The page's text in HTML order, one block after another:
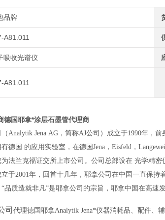
品牌
A81.011
吸收光谱仪
A81.011
德国耶拿*涂层石墨管代理商
Analytik Jena AG，简称AJ公司）成立于1990年，
德国 的应用实验室，在德国Jena，Eisfeld，
法兰克福证交所上市公司。公司总部设在 光学精
于2001年，回首十几年，耶拿公司在中国一直保
品质造就非凡”是耶拿公司的宗旨，耶拿中国在高速
司 代理德国耶拿Analytik Jena*仪器消耗品、配件、